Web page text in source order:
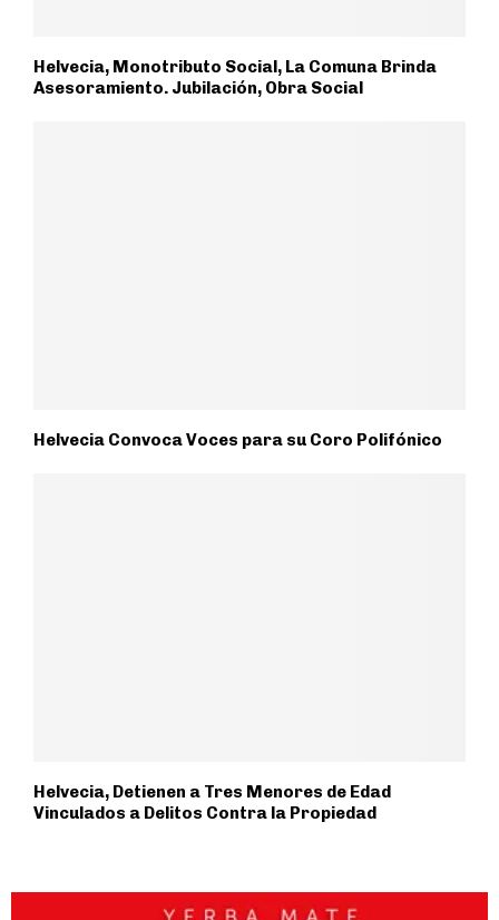
Helvecia, Monotributo Social, La Comuna Brinda
Asesoramiento. Jubilación, Obra Social
Helvecia Convoca Voces para su Coro Polifónico
Helvecia, Detienen a Tres Menores de Edad
Vinculados a Delitos Contra la Propiedad